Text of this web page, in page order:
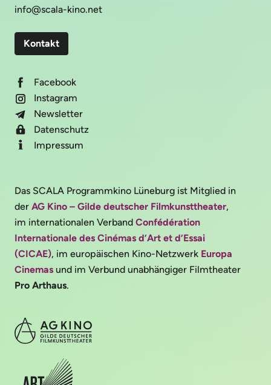
info@scala-kino.net
Kontakt
Facebook
Instagram
Newsletter
Datenschutz
Impressum
Das SCALA Programmkino Lüneburg ist Mitglied in
der AG Kino – Gilde deutscher Filmkunsttheater,
im internationalen Verband Confédération
Internationale des Cinémas d’Art et d’Essai
(CICAE), im europäischen Kino-Netzwerk Europa
Cinemas und im Verbund unabhängiger Filmtheater
Pro Arthaus.